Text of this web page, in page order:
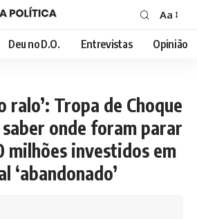
Font
Resizer
Aa
Deu no D.O. Entrevistas Opinião
ralo’: Tropa de Choque
onde foram parar
milhões investidos em
‘abandonado’